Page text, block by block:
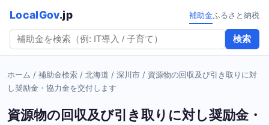
LocalGov.jp
検索
補助金ふるさと納税
ホーム / 補助金検索 / 北海道 / 深川市 / 資源物の回収及び引き取りに対
し奨励金・協力金を交付します
資源物の回収及び引き取りに対し奨励金・